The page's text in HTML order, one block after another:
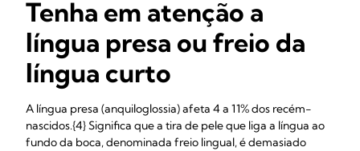
Tenha em atenção a
língua presa ou freio da
língua curto
A língua presa (anquiloglossia) afeta 4 a 11% dos recém-
nascidos.{4} Significa que a tira de pele que liga a língua ao
fundo da boca, denominada freio lingual, é demasiado